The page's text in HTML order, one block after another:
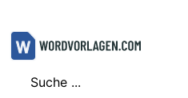
Zum
Inhalt